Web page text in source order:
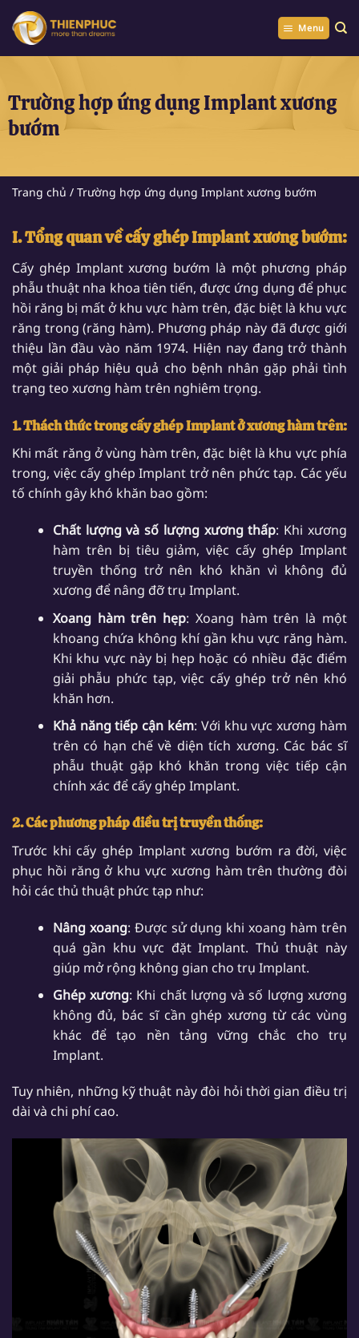
Chuyển
đến
Menu
Trường hợp ứng dụng Implant xương
bướm
Trang chủ / Trường hợp ứng dụng Implant xương bướm
I. Tổng quan về cấy ghép Implant xương bướm:
Cấy ghép Implant xương bướm là một phương pháp
phẫu thuật nha khoa tiên tiến, được ứng dụng để phục
hồi răng bị mất ở khu vực hàm trên, đặc biệt là khu vực
răng trong (răng hàm). Phương pháp này đã được giới
thiệu lần đầu vào năm 1974. Hiện nay đang trở thành
một giải pháp hiệu quả cho bệnh nhân gặp phải tình
trạng teo xương hàm trên nghiêm trọng.
1. Thách thức trong cấy ghép Implant ở xương hàm trên:
Khi mất răng ở vùng hàm trên, đặc biệt là khu vực phía
trong, việc cấy ghép Implant trở nên phức tạp. Các yếu
tố chính gây khó khăn bao gồm:
Chất lượng và số lượng xương thấp: Khi xương
hàm trên bị tiêu giảm, việc cấy ghép Implant
truyền thống trở nên khó khăn vì không đủ
xương để nâng đỡ trụ Implant.
Xoang hàm trên hẹp: Xoang hàm trên là một
khoang chứa không khí gần khu vực răng hàm.
Khi khu vực này bị hẹp hoặc có nhiều đặc điểm
giải phẫu phức tạp, việc cấy ghép trở nên khó
khăn hơn.
Khả năng tiếp cận kém: Với khu vực xương hàm
trên có hạn chế về diện tích xương. Các bác sĩ
phẫu thuật gặp khó khăn trong việc tiếp cận
chính xác để cấy ghép Implant.
2. Các phương pháp điều trị truyền thống:
Trước khi cấy ghép Implant xương bướm ra đời, việc
phục hồi răng ở khu vực xương hàm trên thường đòi
hỏi các thủ thuật phức tạp như:
Nâng xoang: Được sử dụng khi xoang hàm trên
quá gần khu vực đặt Implant. Thủ thuật này
giúp mở rộng không gian cho trụ Implant.
Ghép xương: Khi chất lượng và số lượng xương
không đủ, bác sĩ cần ghép xương từ các vùng
khác để tạo nền tảng vững chắc cho trụ
Implant.
Tuy nhiên, những kỹ thuật này đòi hỏi thời gian điều trị
dài và chi phí cao.